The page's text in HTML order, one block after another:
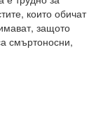
които обичат
защото
смъртоносни,